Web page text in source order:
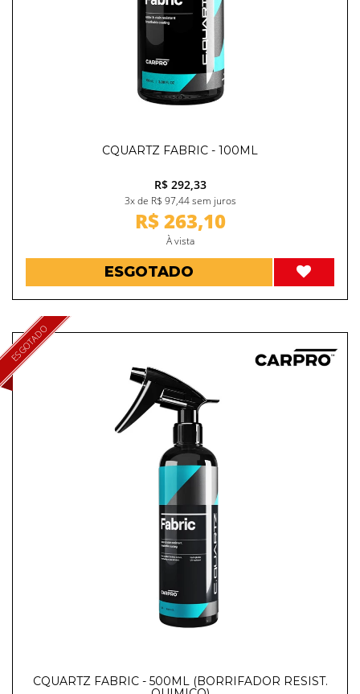
CQUARTZ FABRIC - 100ML
R$ 292,33
3x de R$ 97,44 sem juros
R$ 263,10
À vista
ESGOTADO
ESGOTADO
CQUARTZ FABRIC - 500ML (BORRIFADOR RESIST.